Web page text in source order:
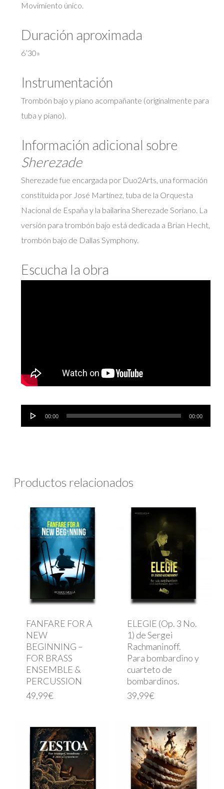
Movimiento único.
Duración aproximada
6’30»
Instrumentación
Trombón bajo y piano acompañante (originalmente para
tuba y piano).
Información adicional sobre
Sherezade
Sherezade fue encargada por Duo2Arts, una formación
constituida por José Martínez, tuba de la Orquesta
Nacional de España y la bailarina Sherezade Soriano. La
versión para trombón bajo está dedicada a Brian Hecht,
trombón bajo de Dallas Symphony.
Escucha la obra
Reproductor
de
00:00 00:00
Productos relacionados
FANFARE FOR A
NEW
BEGINNING –
FOR BRASS
ENSEMBLE &
PERCUSSION
49,99€
ELEGIE (Op. 3 No.
1) de Sergei
Rachmaninoff.
Para bombardino y
cuarteto de
bombardinos.
39,99€